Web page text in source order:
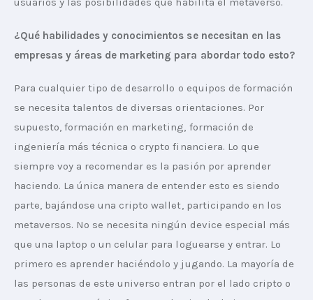
¿Qué habilidades y conocimientos se necesitan en las
empresas y áreas de marketing para abordar todo esto?
Para cualquier tipo de desarrollo o equipos de formación
se necesita talentos de diversas orientaciones. Por
supuesto, formación en marketing, formación de
ingeniería más técnica o crypto financiera. Lo que
siempre voy a recomendar es la pasión por aprender
haciendo. La única manera de entender esto es siendo
parte, bajándose una cripto wallet, participando en los
metaversos. No se necesita ningún device especial más
que una laptop o un celular para loguearse y entrar. Lo
primero es aprender haciéndolo y jugando. La mayoría de
las personas de este universo entran por el lado cripto o